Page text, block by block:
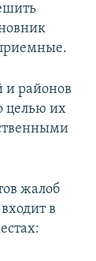
и районов
целью их
жалоб
в